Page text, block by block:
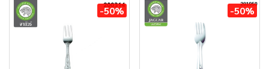
-50% -50%